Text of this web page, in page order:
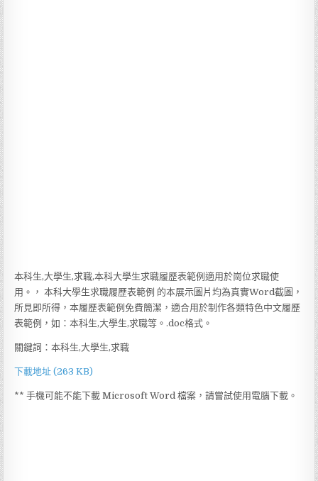
本科生,大學生,求職,本科大學生求職履歷表範例適用於崗位求職使
用。， 本科大學生求職履歷表範例 的本展示圖片均為真實Word截圖，
所見即所得，本履歷表範例免費簡潔，適合用於制作各類特色中文履歷
表範例，如：本科生,大學生,求職等。.doc格式。
關鍵詞：本科生,大學生,求職
下載地址 (263 KB)
** 手機可能不能下載 Microsoft Word 檔案，請嘗試使用電腦下載。